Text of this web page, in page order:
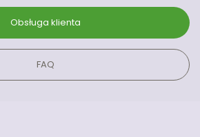
Obsługa klienta
FAQ